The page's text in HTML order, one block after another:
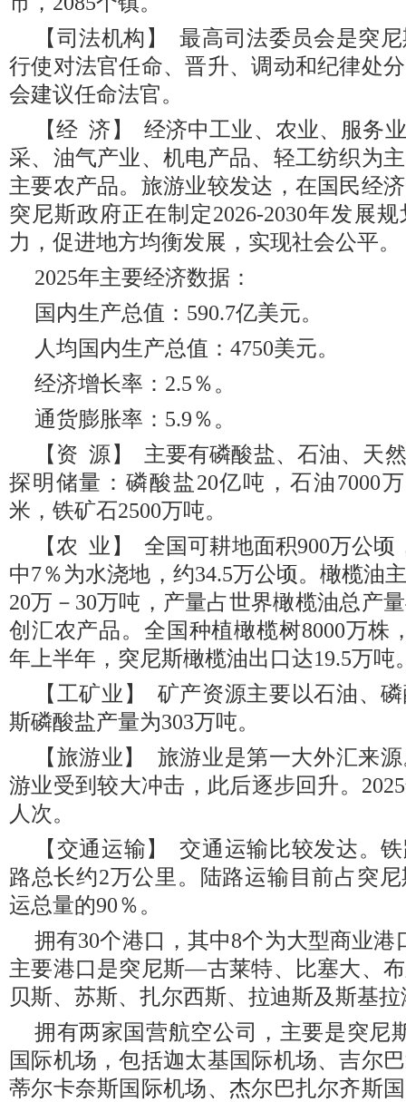
【司法机构】 最高司法委员会是突
行使对法官任命、晋升、调动和纪律处
会建议任命法官。
【经 济】 经济中工业、农业、服务
采、油气产业、机电产品、轻工纺织为
主要农产品。旅游业较发达，在国民经
突尼斯政府正在制定2026-2030年发展
力，促进地方均衡发展，实现社会公平。
2025年主要经济数据：
国内生产总值：590.7亿美元。‎
‎人均国内生产总值：4750美元。‎
‎经济增长率：2.5％。‎
‎通货膨胀率：5.9％。‎
【资 源】 主要有磷酸盐、石油、天
探明储量：磷酸盐20亿吨，石油7000
米，铁矿石2500万吨。
【农 业】 全国可耕地面积900万公顷
中7％为水浇地，约34.5万公顷。橄榄油
20万－30万吨，产量占世界橄榄油总产
创汇农产品。全国种植橄榄树8000万株
年上半年，突尼斯橄榄油出口达19.5万吨
【工矿业】 矿产资源主要以石油、
斯磷酸盐产量为303万吨。
【旅游业】 旅游业是第一大外汇来
游业受到较大冲击，此后逐步回升。
人次。
【交通运输】 交通运输比较发达。
路总长约2万公里。陆路运输目前占突
运总量的90％。
拥有30个港口，其中8个为大型商业港
主要港口是突尼斯—古莱特、比塞大、
贝斯、苏斯、扎尔西斯、拉迪斯及斯基
拥有两家国营航空公司，主要是突尼
国际机场，包括迦太基国际机场、吉尔
蒂尔卡奈斯国际机场、杰尔巴扎尔齐斯